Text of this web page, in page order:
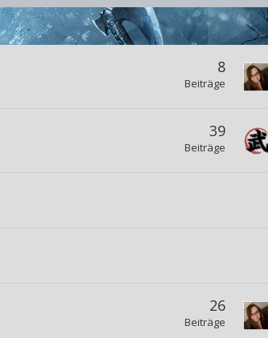
8
Beiträge
39
Beiträge
26
Beiträge